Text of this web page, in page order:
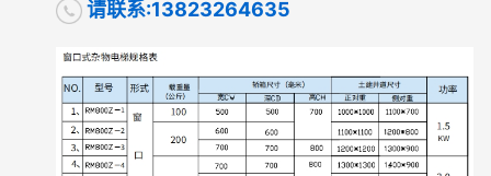
请联系:13823264635